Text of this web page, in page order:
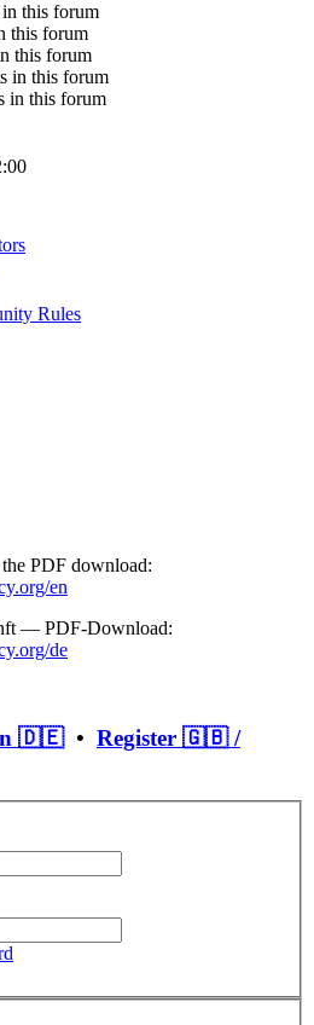
this forum
this forum
this forum
in this forum
in this forum
Rules
PDF download:
en
— PDF-Download:
de
🇩🇪• Register 🇬🇧 /